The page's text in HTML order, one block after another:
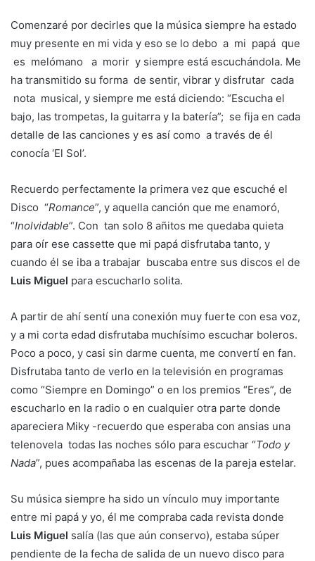
Comenzaré por decirles que la música siempre ha estado
muy presente en mi vida y eso se lo debo a mi papá que
es melómano a morir y siempre está escuchándola. Me
ha transmitido su forma de sentir, vibrar y disfrutar cada
nota musical, y siempre me está diciendo: “Escucha el
bajo, las trompetas, la guitarra y la batería”; se fija en cada
detalle de las canciones y es así como a través de él
conocía ‘El Sol’.
Recuerdo perfectamente la primera vez que escuché el
Disco “Romance”, y aquella canción que me enamoró,
“Inolvidable”. Con tan solo 8 añitos me quedaba quieta
para oír ese cassette que mi papá disfrutaba tanto, y
cuando él se iba a trabajar buscaba entre sus discos el de
Luis Miguel para escucharlo solita.
A partir de ahí sentí una conexión muy fuerte con esa voz,
y a mi corta edad disfrutaba muchísimo escuchar boleros.
Poco a poco, y casi sin darme cuenta, me convertí en fan.
Disfrutaba tanto de verlo en la televisión en programas
como “Siempre en Domingo” o en los premios “Eres”, de
escucharlo en la radio o en cualquier otra parte donde
apareciera Miky -recuerdo que esperaba con ansias una
telenovela todas las noches sólo para escuchar “Todo y
Nada”, pues acompañaba las escenas de la pareja estelar.
Su música siempre ha sido un vínculo muy importante
entre mi papá y yo, él me compraba cada revista donde
Luis Miguel salía (las que aún conservo), estaba súper
pendiente de la fecha de salida de un nuevo disco para